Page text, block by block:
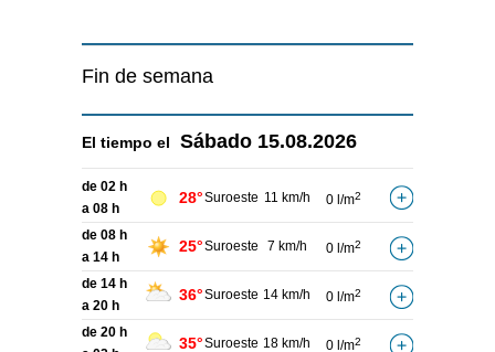
Fin de semana
El tiempo el Sábado 15.08.2026
de 02 h
a 08 h
28°Suroeste 11 km/h 0 l/m2
de 08 h
a 14 h
25°Suroeste 7 km/h 0 l/m2
de 14 h
a 20 h
36°Suroeste 14 km/h 0 l/m2
de 20 h
35°Suroeste 18 km/h 0 l/m2